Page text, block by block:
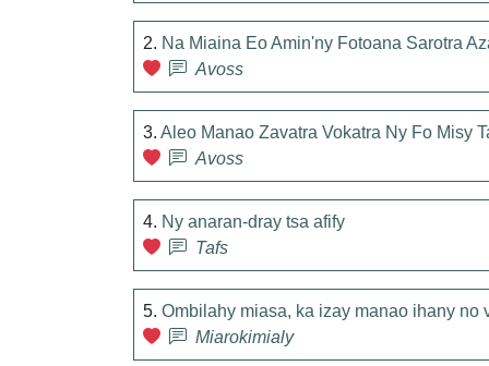
2. Na Miaina Eo Amin'ny Fotoana Sarotra
Avoss
3. Aleo Manao Zavatra Vokatra Ny Fo Misy
Avoss
4. Ny anaran-dray tsa afify
Tafs
5. Ombilahy miasa, ka izay manao ihany no
Miarokimialy